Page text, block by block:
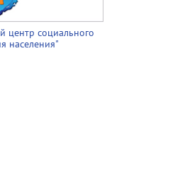
центр социального
населения"